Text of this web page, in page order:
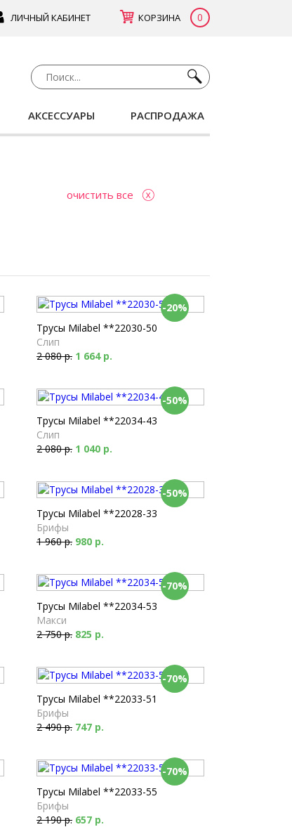
ЛИЧНЫЙ КАБИНЕТ КОРЗИНА 0
АКСЕССУАРЫ РАСПРОДАЖА
очистить все
-20%
Трусы Milabel **22030-50
Слип
2 080 р. 1 664 р.
-50%
Трусы Milabel **22034-43
Слип
2 080 р. 1 040 р.
-50%
Трусы Milabel **22028-33
Брифы
1 960 р. 980 р.
-70%
Трусы Milabel **22034-53
Макси
2 750 р. 825 р.
-70%
Трусы Milabel **22033-51
Брифы
2 490 р. 747 р.
-70%
Трусы Milabel **22033-55
Брифы
2 190 р. 657 р.